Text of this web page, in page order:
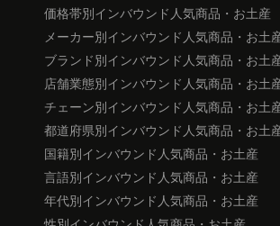
価格帯別インバウンド人気商品・お土産
メーカー別インバウンド人気商品・お土
ブランド別インバウンド人気商品・お土
店舗業態別インバウンド人気商品・お土
チェーン別インバウンド人気商品・お土
都道府県別インバウンド人気商品・お土
国籍別インバウンド人気商品・お土産
言語別インバウンド人気商品・お土産
年代別インバウンド人気商品・お土産